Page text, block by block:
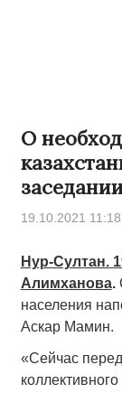
О
19.10.2021 11:18
Нур-Султан.
Алимханова.
населения
Аскар Мамин.
«Сейчас